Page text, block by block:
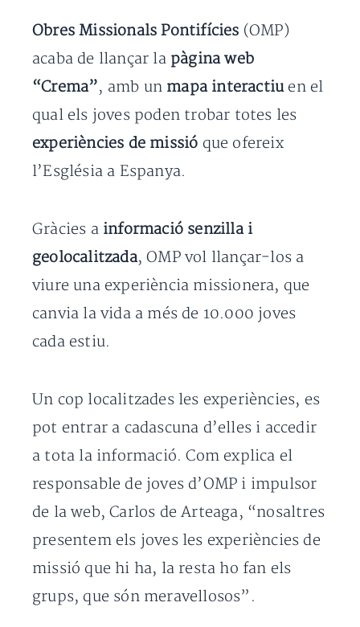
Obres Missionals Pontifícies (OMP)
acaba de llançar la pàgina web
“Crema”, amb un mapa interactiuen el
qual els joves poden trobar totes les
experiències de missió que ofereix
l’Església a Espanya.
Gràcies a informació senzilla i
geolocalitzada, OMP vol llançar-los a
viure una experiència missionera, que
canvia la vida a més de 10.000 joves
cada estiu.
Un cop localitzades les experiències, es
pot entrar a cadascuna d’elles i accedir
a tota la informació. Com explica el
responsable de joves d’OMP i impulsor
de la web, Carlos de Arteaga, “nosaltres
presentem els joves les experiències de
missió que hi ha, la resta ho fan els
grups, que són meravellosos”.